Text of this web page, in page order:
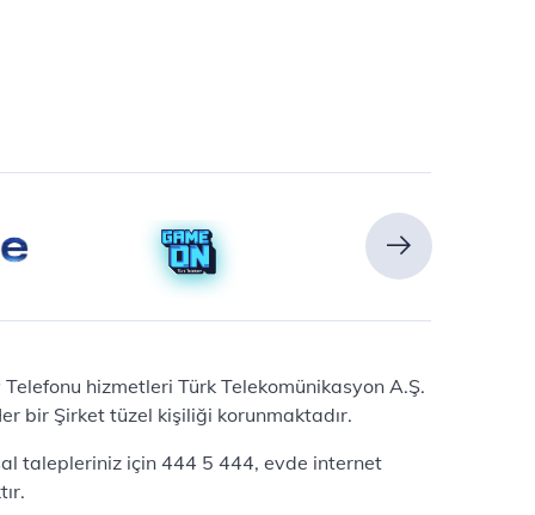
hizmetleri Türk Telekomünikasyon A.Ş.
bir Şirket tüzel kişiliği korunmaktadır.
talepleriniz için 444 5 444, evde internet